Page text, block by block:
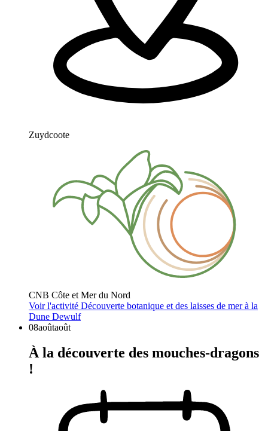
Zuydcoote
CNB Côte et Mer du Nord
Voir l'activité Découverte botanique et des laisses de mer à la
Dune Dewulf
08aoûtaoût
À la découverte des mouches-dragons
!